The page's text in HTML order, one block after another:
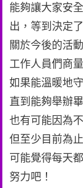
能夠讓大家安
出，等到決定
關於今後的活
工作人員們商
如果能溫暖地
直到能夠舉辦
也有可能因為
但至少目前為
可能覺得每天
努力吧！